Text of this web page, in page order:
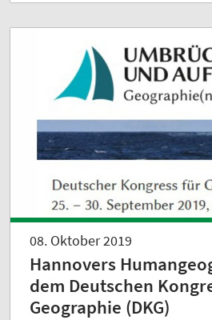
08. Oktober 2019
Hannovers
dem Deutschen
Geographie (DKG)